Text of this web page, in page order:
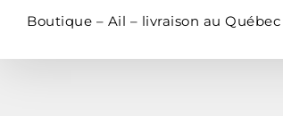
Boutique – Ail – livraison au Québec